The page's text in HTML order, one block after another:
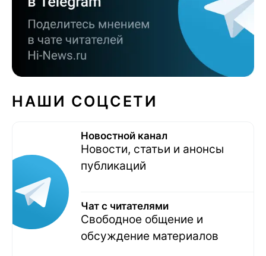
НАШИ СОЦСЕТИ
Новостной канал
Новости, статьи и анонсы
публикаций
Чат с читателями
Свободное общение и
обсуждение материалов